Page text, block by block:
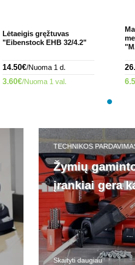
Lėtaeigis gręžtuvas
"Eibenstock EHB 32/4.2"
14.50€/Nuoma 1 d.
3.60€/Nuoma 1 val.
TECHNIKOS
Žymių
įrankiai gera
Skaityti daugiau